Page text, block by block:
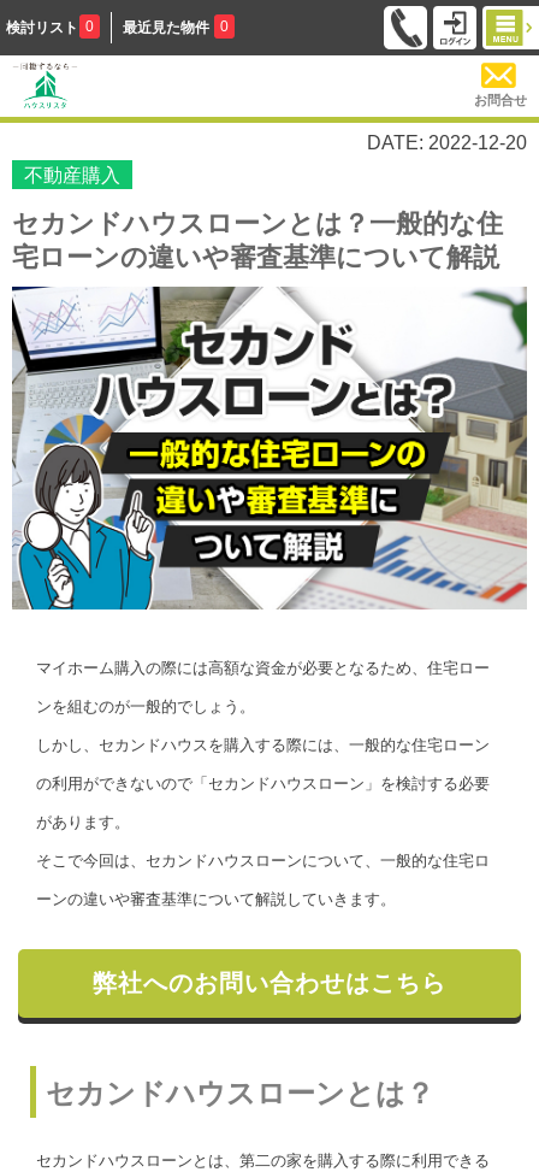
検討リスト 0 最近見た物件 0
お問合せ
DATE: 2022-12-20
不動産購入
セカンドハウスローンとは？一般的な住
宅ローンの違いや審査基準について解説
マイホーム購入の際には高額な資金が必要となるため、住宅ロー
ンを組むのが一般的でしょう。
しかし、セカンドハウスを購入する際には、一般的な住宅ローン
の利用ができないので「セカンドハウスローン」を検討する必要
があります。
そこで今回は、セカンドハウスローンについて、一般的な住宅ロ
ーンの違いや審査基準について解説していきます。
弊社へのお問い合わせはこちら
セカンドハウスローンとは？
セカンドハウスローンとは、第二の家を購入する際に利用できる